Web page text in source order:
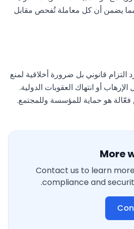
هو حماية للمؤسسة وللمجتمع.
More
Contact us to learn
compliance and